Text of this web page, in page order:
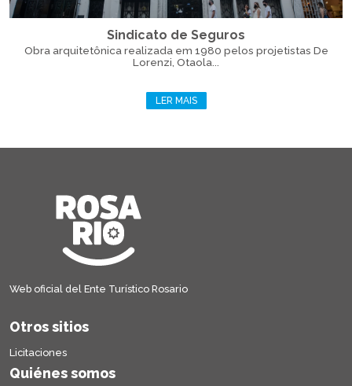
Sindicato de Seguros
Obra arquitetônica realizada em 1980 pelos projetistas De
Lorenzi, Otaola...
LER MAIS
Web oficial del Ente Turístico Rosario
Otros sitios
Licitaciones
Quiénes somos